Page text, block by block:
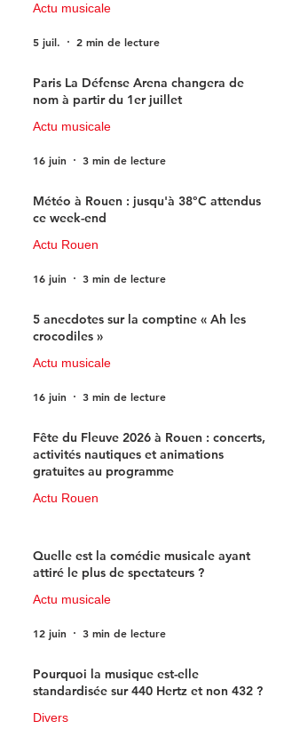
Actu musicale
5 juil. 2 min de lecture
Paris La Défense Arena changera de
nom à partir du 1er juillet
Actu musicale
16 juin 3 min de lecture
Météo à Rouen : jusqu'à 38°C attendus
ce week-end
Actu Rouen
16 juin 3 min de lecture
5 anecdotes sur la comptine « Ah les
crocodiles »
Actu musicale
16 juin 3 min de lecture
Fête du Fleuve 2026 à Rouen : concerts,
activités nautiques et animations
gratuites au programme
Actu Rouen
Quelle est la comédie musicale ayant
attiré le plus de spectateurs ?
Actu musicale
12 juin 3 min de lecture
Pourquoi la musique est-elle
standardisée sur 440 Hertz et non 432 ?
Divers